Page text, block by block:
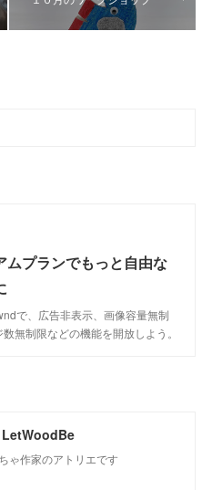
ムプランでもっと自由な
で、広告非表示、画像容量無制
無制限などの機能を開放しよう。
LetWoodBe
ゃ作家のアトリエです